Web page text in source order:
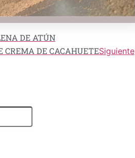
DE ATÚN
CREMA DE CACAHUETESiguiente